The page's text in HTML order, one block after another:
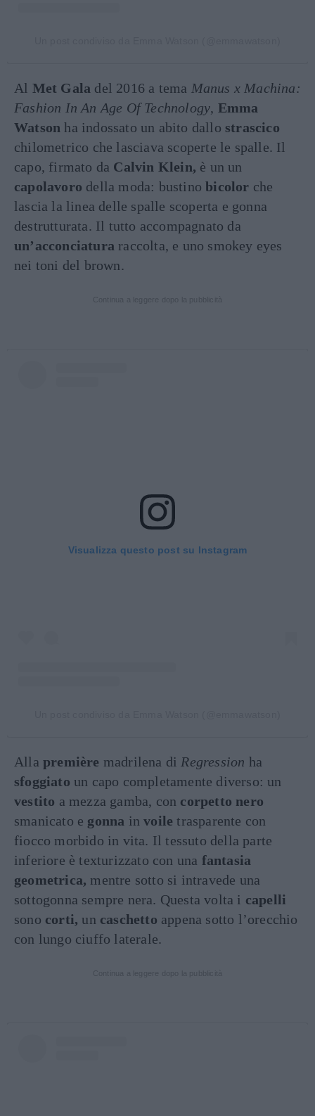
Al Met Gala del 2016 a tema Manus x Machina:
Fashion In An Age Of Technology, Emma
Watson ha indossato un abito dallo strascico
chilometrico che lasciava scoperte le spalle. Il
capo, firmato da Calvin Klein, è un un
capolavoro della moda: bustinobicolor che
lascia la linea delle spalle scoperta e gonna
destrutturata. Il tutto accompagnato da
un’acconciatura raccolta, e uno smokey eyes
nei toni del brown.
Visualizza questo post su Instagram
Alla première madrilena di Regression ha
sfoggiato un capo completamente diverso: un
vestito a mezza gamba, con corpetto nero
smanicato e gonna invoile trasparente con
fiocco morbido in vita. Il tessuto della parte
inferiore è texturizzato con una fantasia
geometrica, mentre sotto si intravede una
sottogonna sempre nera. Questa volta i capelli
sono corti, un caschetto appena sotto l’orecchio
con lungo ciuffo laterale.